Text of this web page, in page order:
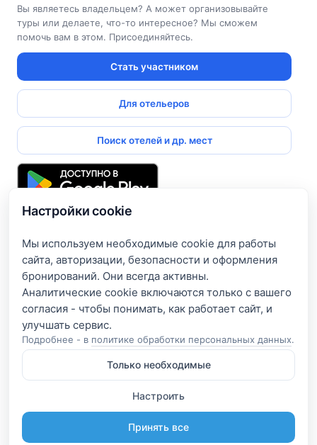
Настройки cookie
Мы используем необходимые cookie для работы
сайта, авторизации, безопасности и оформления
бронирований. Они всегда активны.
Аналитические cookie включаются только с вашего
согласия - чтобы понимать, как работает сайт, и
Подробнее - в политике обработки персональных данных.
Только необходимые
Настроить
Принять все
Вы являетесь владельцем? А может организовывайте
туры или делаете, что-то интересное? Мы сможем
помочь вам в этом. Присоединяйтесь.
Стать участником
Для отельеров
Поиск отелей и др. мест
предложениям
Введите свой электронный адрес, чтобы получить доступ
к скидкам только для подписчиков. Новые акции и
эксклюзивные предложения будут приходить сразу на
вашу почту!
Я согласен на обработку e-mail и получение рассылки
согласно Политике конфиденциальности